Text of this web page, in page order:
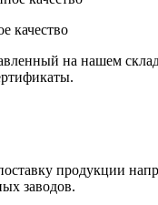
качество
на нашем
продукции
заводов.